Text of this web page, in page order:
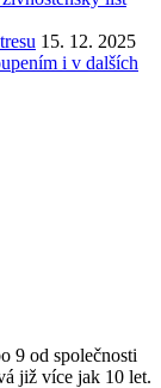
15. 12. 2025
i v dalších
9 od společnosti
již více jak 10 let.